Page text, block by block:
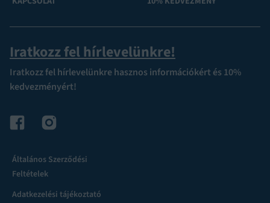
Iratkozz fel hírlevelünkre!
Iratkozz fel hírlevelünkre hasznos információkért és 10%
kedvezményért!
Általános Szerződési
Feltételek
Adatkezelési tájékoztató